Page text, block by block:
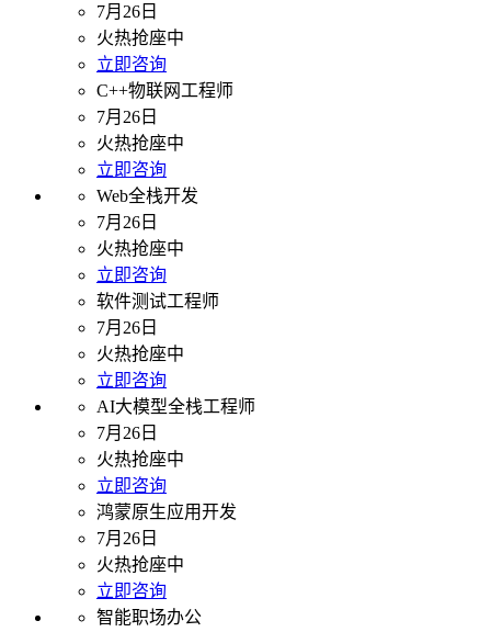
7月26日
火热抢座中
立即咨询
C++物联网工程师
7月26日
火热抢座中
立即咨询
Web全栈开发
7月26日
火热抢座中
立即咨询
软件测试工程师
7月26日
火热抢座中
立即咨询
AI大模型全栈工程师
7月26日
火热抢座中
立即咨询
鸿蒙原生应用开发
7月26日
火热抢座中
立即咨询
智能职场办公